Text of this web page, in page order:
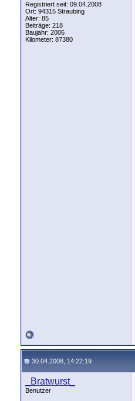
Registriert seit: 09.04.2008
Ort: 94315 Straubing
Alter: 85
Beiträge: 218
Baujahr: 2006
Kilometer: 87380
30.04.2008, 14:22:19
_Bratwurst_
Benutzer